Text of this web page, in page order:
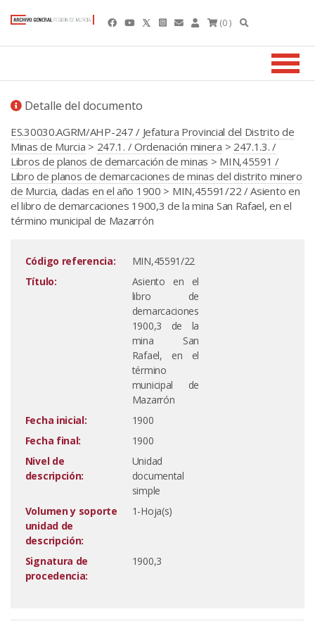
(0 )
Detalle del documento
ES.30030.AGRM/AHP-247 / Jefatura Provincial del Distrito de
Minas de Murcia > 247.1. / Ordenación minera > 247.1.3. /
Libros de planos de demarcación de minas > MIN,45591 /
Libro de planos de demarcaciones de minas del distrito minero
de Murcia, dadas en el año 1900 > MIN,45591/22 / Asiento en
el libro de demarcaciones 1900,3 de la mina San Rafael, en el
término municipal de Mazarrón
Código referencia:
MIN,45591/22
Título:
Asiento en el
libro de
demarcaciones
1900,3 de la
mina San
Rafael, en el
término
municipal de
Mazarrón
Fecha inicial:
1900
Fecha final:
1900
Nivel de
descripción:
Unidad
documental
simple
Volumen y soporte
unidad de
descripción:
1-Hoja(s)
Signatura de
procedencia:
1900,3